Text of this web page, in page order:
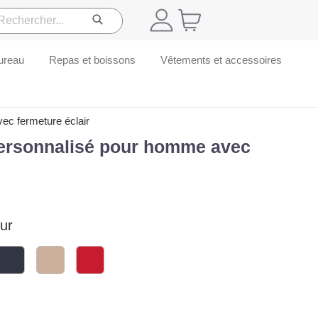
Repas et boissons Vêtements et accessoires
fermeture éclair
pour homme avec